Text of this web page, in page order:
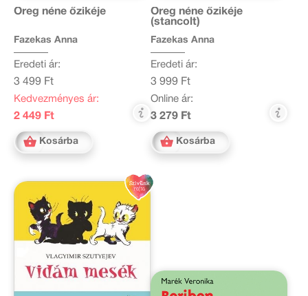
Öreg néne őzikéje
Fazekas Anna
Eredeti ár:
3 499 Ft
Kedvezményes ár:
2 449 Ft
Kosárba
Öreg néne őzikéje
(stancolt)
Fazekas Anna
Eredeti ár:
3 999 Ft
Online ár:
3 279 Ft
Kosárba